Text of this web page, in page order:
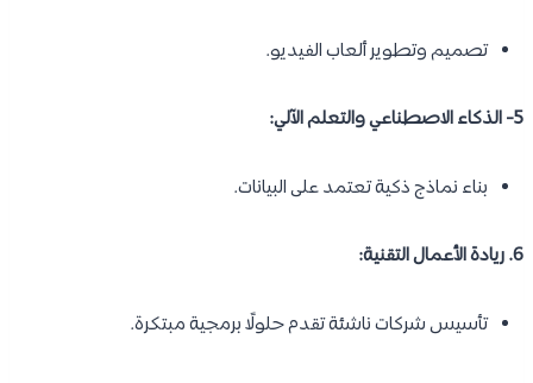
تصميم وتطوير ألعاب الفيديو.
5- الذكاء الاصطناعي والتعلم الآلي:
بناء نماذج ذكية تعتمد على البيانات.
6. ريادة الأعمال التقنية:
تأسيس شركات ناشئة تقدم حلولًا برمجية مبتكرة.